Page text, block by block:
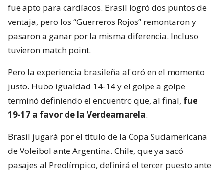
fue apto para cardíacos. Brasil logró dos puntos de
ventaja, pero los “Guerreros Rojos” remontaron y
pasaron a ganar por la misma diferencia. Incluso
tuvieron match point.
Pero la experiencia brasileña afloró en el momento
justo. Hubo igualdad 14-14 y el golpe a golpe
terminó definiendo el encuentro que, al final, fue
19-17 a favor de la Verdeamarela.
Brasil jugará por el título de la Copa Sudamericana
de Voleibol ante Argentina. Chile, que ya sacó
pasajes al Preolímpico, definirá el tercer puesto ante